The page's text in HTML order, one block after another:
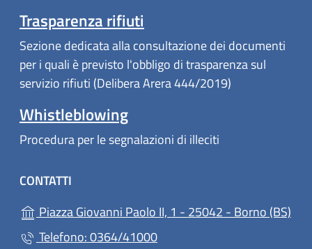
Trasparenza rifiuti
Sezione dedicata alla consultazione dei documenti
per i quali è previsto l'obbligo di trasparenza sul
servizio rifiuti (Delibera Arera 444/2019)
Whistleblowing
Procedura per le segnalazioni di illeciti
CONTATTI
Piazza Giovanni Paolo II, 1 - 25042 - Borno (BS)
Telefono: 0364/41000